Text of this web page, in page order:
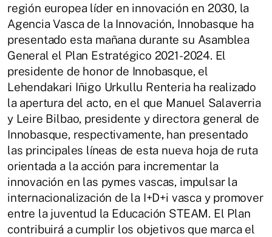
región europea líder en innovación en 2030, la
Agencia Vasca de la Innovación, Innobasque ha
presentado esta mañana durante su Asamblea
General el Plan Estratégico 2021-2024. El
presidente de honor de Innobasque, el
Lehendakari Iñigo Urkullu Renteria ha realizado
la apertura del acto, en el que Manuel Salaverria
y Leire Bilbao, presidente y directora general de
Innobasque, respectivamente, han presentado
las principales líneas de esta nueva hoja de ruta
orientada a la acción para incrementar la
innovación en las pymes vascas, impulsar la
internacionalización de la I+D+i vasca y promover
entre la juventud la Educación STEAM. El Plan
contribuirá a cumplir los objetivos que marca el